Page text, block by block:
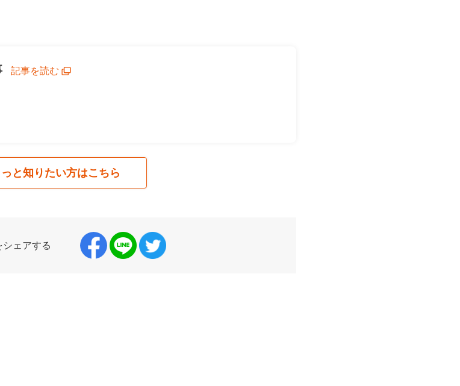
記事を読む
っと知りたい方はこちら
シェアする